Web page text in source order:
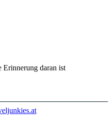
Erinnerung daran ist